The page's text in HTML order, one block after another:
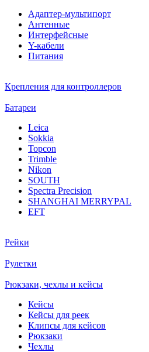
Адаптер-мультипорт
Антенные
Интерфейсные
Y-кабели
Питания
Крепления для контроллеров
Батареи
Leica
Sokkia
Topcon
Trimble
Nikon
SOUTH
Spectra Precision
SHANGHAI MERRYPAL
EFT
Рейки
Рулетки
Рюкзаки, чехлы и кейсы
Кейсы
Кейсы для реек
Клипсы для кейсов
Рюкзаки
Чехлы